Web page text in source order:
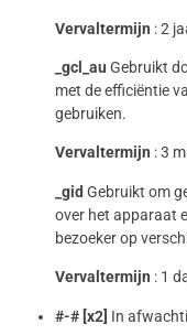
Vervaltermijn : 2
_gcl_au Gebruikt
met de efficiëntie
gebruiken.
Vervaltermijn : 3
_gid Gebruikt om
over het apparaat
bezoeker op
Vervaltermijn : 1
#-# [x2] In